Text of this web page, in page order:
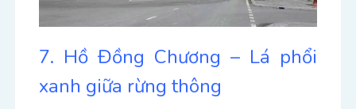
7. Hồ Đồng Chương – Lá phổi
xanh giữa rừng thông